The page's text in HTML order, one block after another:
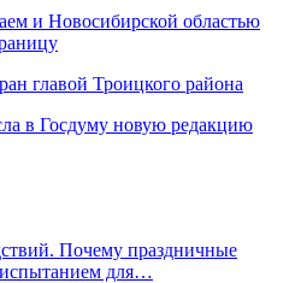
и Новосибирской областью
главой Троицкого района
в Госдуму новую редакцию
Почему праздничные
испытанием для…